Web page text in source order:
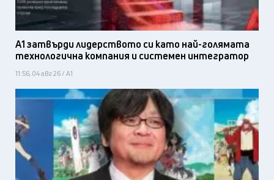
А1 затвърди лидерството си като най-голямата
технологична компания и системен интегратор
11:56, 04 авг 26 / А1